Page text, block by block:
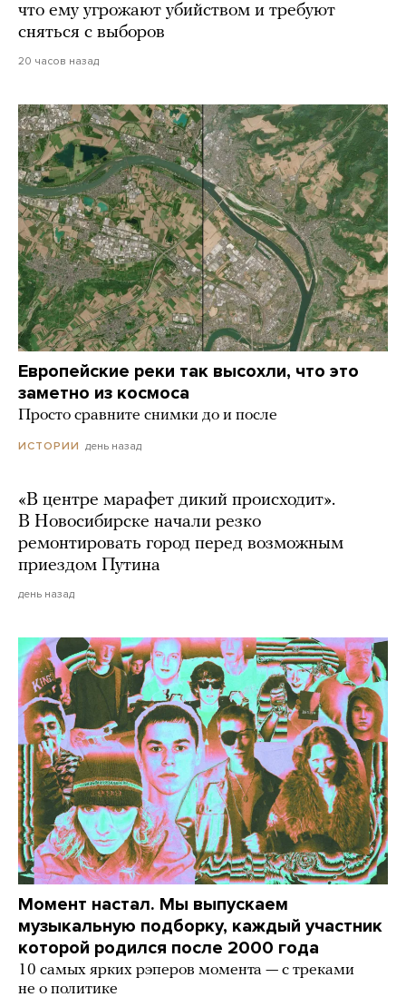
что ему угрожают убийством и требуют
сняться с выборов
20 часов назад
Европейские реки так высохли, что это
заметно из космоса
Просто сравните снимки до и после
ИСТОРИИ день назад
«В центре марафет дикий происходит».
В Новосибирске начали резко
ремонтировать город перед возможным
приездом Путина
день назад
Момент настал. Мы выпускаем
музыкальную подборку, каждый участник
которой родился после 2000 года
10 самых ярких рэперов момента — с треками
не о политике